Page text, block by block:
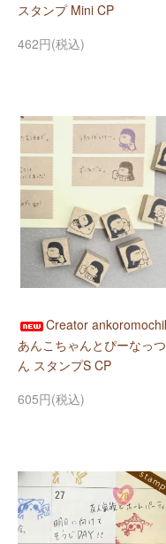
スタンプ Mini CP
462円(税込)
Creator
あんこちゃんとぴーなっつ
ん スタンプS CP
605円(税込)